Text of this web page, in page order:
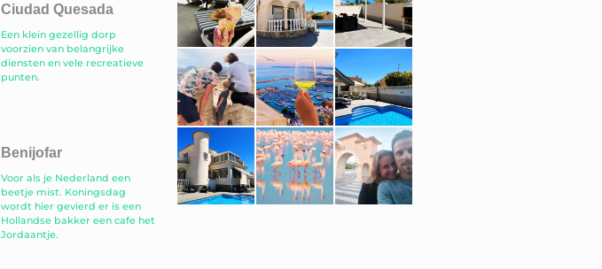
Ciudad Quesada
Een klein gezellig dorp
voorzien van belangrijke
diensten en vele recreatieve
punten.
Benijofar
Voor als je Nederland een
beetje mist. Koningsdag
wordt hier gevierd er is een
Hollandse bakker een cafe het
Jordaantje.